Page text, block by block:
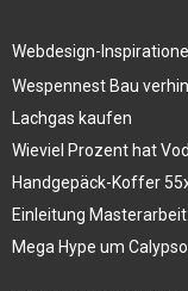
Webdesign-
Wespennest Bau
Lachgas kaufen
Wieviel Prozent hat
Handgepäck-Koffer
Einleitung
Mega Hype um